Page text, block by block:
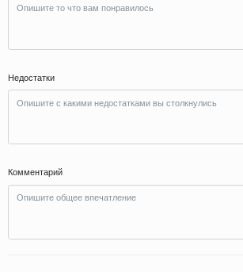
Недостатки
Комментарий